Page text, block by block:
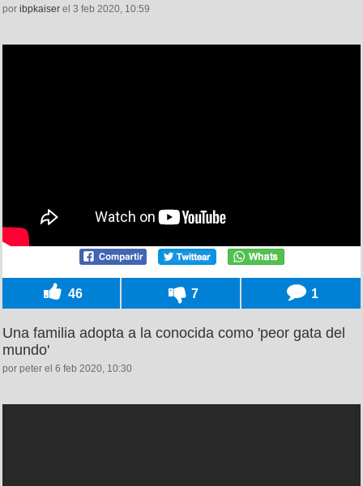
por ibpkaiser el 3 feb 2020, 10:59
46 7 1
Una familia adopta a la conocida como 'peor gata del
mundo'
por peter el 6 feb 2020, 10:30